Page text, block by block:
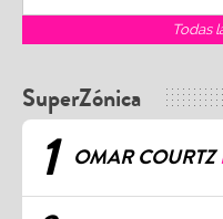
Todas
SuperZónica
1 OMAR COURTZ